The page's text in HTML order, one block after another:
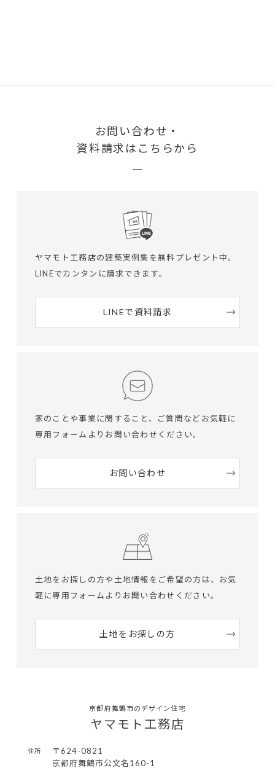
お問い合わせ・
資料請求はこちらから
ヤマモト工務店の建築実例集を無料プレゼント中。
LINEでカンタンに請求できます。
LINEで資料請求
家のことや事業に関すること、ご質問など お気軽に
専用フォームよりお問い合わせください。
お問い合わせ
土地をお探しの方や土地情報をご希望の方は、 お気
軽に専用フォームよりお問い合わせください。
土地をお探しの方
京都府舞鶴市のデザイン住宅
ヤマモト工務店
住所
〒624-0821
京都府舞鶴市公文名160-1